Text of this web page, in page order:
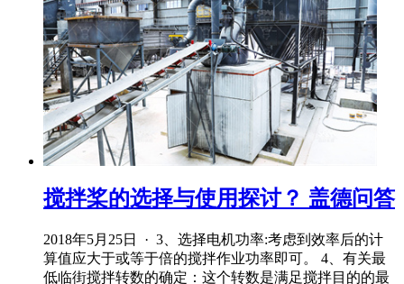
搅拌桨的选择与使用探讨？ 盖德问答
2018年5月25日 · 3、选择电机功率:考虑到效率后的计
算值应大于或等于倍的搅拌作业功率即可。 4、有关最
低临街搅拌转数的确定：这个转数是满足搅拌目的的最